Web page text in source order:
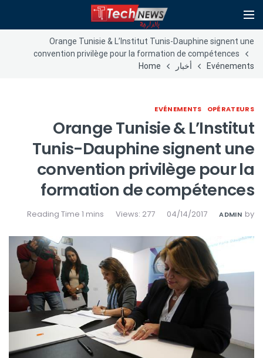
Orange Tunisie & L’Institut Tunis-Dauphine signent une
convention privilège pour la formation de compétences
Evénements
أخبار Home
EVÉNEMENTS OPÉRATEURS
Orange Tunisie & L’Institut
Tunis-Dauphine signent une
convention privilège pour la
formation de compétences
by
ADMIN
04/14/2017
Views: 277